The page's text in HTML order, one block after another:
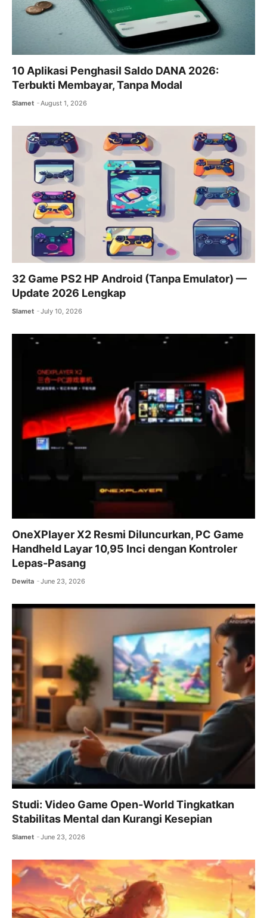
10 Aplikasi Penghasil Saldo DANA 2026:
Terbukti Membayar, Tanpa Modal
Slamet August 1, 2026
32 Game PS2 HP Android (Tanpa Emulator) —
Update 2026 Lengkap
Slamet July 10, 2026
OneXPlayer X2 Resmi Diluncurkan, PC Game
Handheld Layar 10,95 Inci dengan Kontroler
Lepas-Pasang
Dewita June 23, 2026
Studi: Video Game Open-World Tingkatkan
Stabilitas Mental dan Kurangi Kesepian
Slamet June 23, 2026